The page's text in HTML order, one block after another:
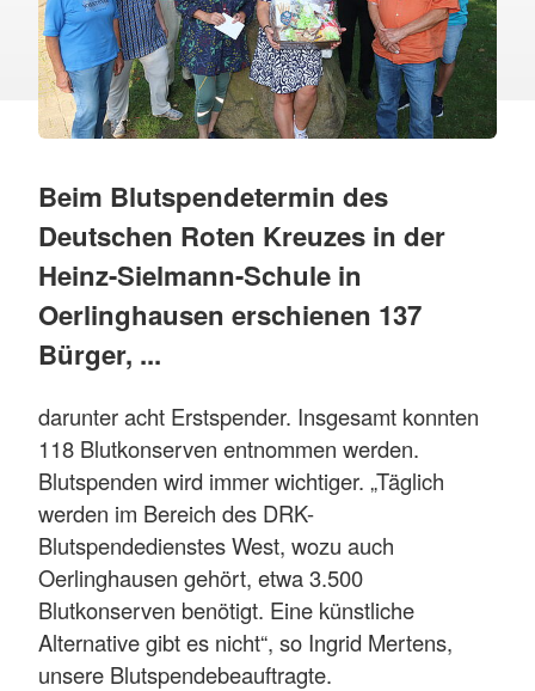
Beim Blutspendetermin des
Deutschen Roten Kreuzes in der
Heinz-Sielmann-Schule in
Oerlinghausen erschienen 137
Bürger, ...
darunter acht Erstspender. Insgesamt konnten
118 Blutkonserven entnommen werden.
Blutspenden wird immer wichtiger. „Täglich
werden im Bereich des DRK-
Blutspendedienstes West, wozu auch
Oerlinghausen gehört, etwa 3.500
Blutkonserven benötigt. Eine künstliche
Alternative gibt es nicht“, so Ingrid Mertens,
unsere Blutspendebeauftragte.